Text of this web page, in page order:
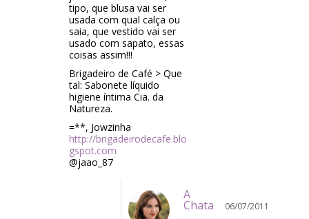
tipo, que blusa vai ser
usada com qual calça ou
saia, que vestido vai ser
usado com sapato, essas
coisas assim!!!
Brigadeiro de Café > Que
tal: Sabonete líquido
higiene íntima Cia. da
Natureza.
=**, Jowzinha
http://brigadeirodecafe.blo
gspot.com
@jaao_87
A
Chata
06/07/2011